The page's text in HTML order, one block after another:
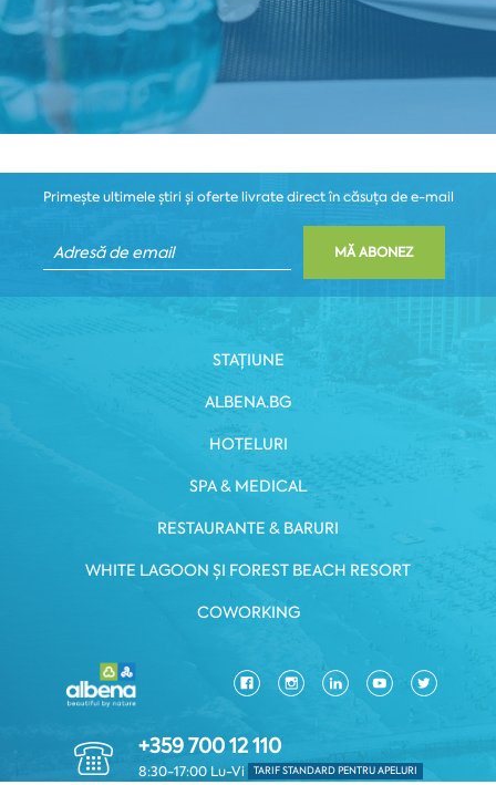
Primește ultimele știri și oferte livrate direct în căsuța de e-mail
MĂ ABONEZ
STAȚIUNE
ALBENA.BG
HOTELURI
SPA & MEDICAL
RESTAURANTE & BARURI
WHITE LAGOON ȘI FOREST BEACH RESORT
COWORKING
+359 700 12 110
8:30-17:00 Lu-Vi TARIF STANDARD PENTRU APELURI